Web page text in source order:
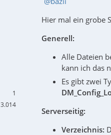
1
3.014
Hier mal ein grobe
Generell:
Alle Dateien
kann ich das
Es gibt zwei
Serverseitig:
Verzeichnis: